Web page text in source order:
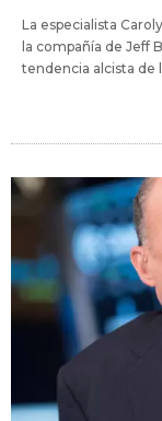
La especialista
la compañía de Jeff
tendencia alcista de